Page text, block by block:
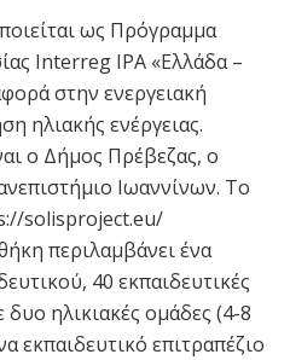
ως Πρόγραμμα
Interreg IPA «Ελλάδα –
στην ενεργειακή
ηλιακής ενέργειας.
ο Δήμος Πρέβεζας, ο
Ιωαννίνων. Το
solisproject.eu/
περιλαμβάνει ένα
40 εκπαιδευτικές
ηλικιακές ομάδες (4-8
εκπαιδευτικό επιτραπέζιο